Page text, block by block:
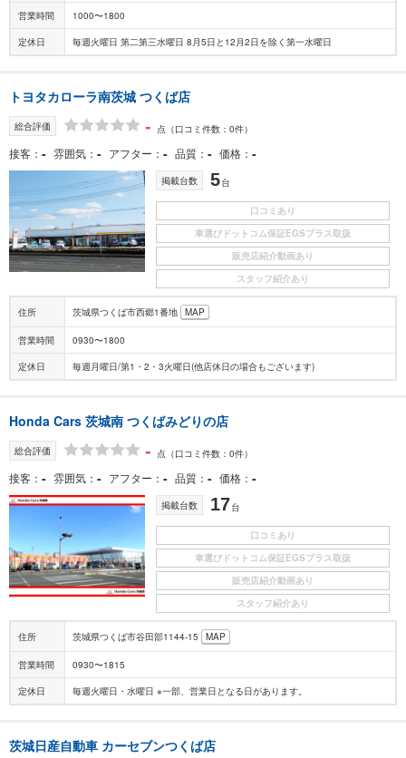
営業時間 1000〜1800
定休日 毎週火曜日 第二第三水曜日 8月5日と12月2日を除く第一水曜日
トヨタカローラ南茨城 つくば店
総合評価 - 点 （口コミ件数：0件）
接客 - 雰囲気 - アフター - 品質 - 価格 -
掲載台数 5台
口コミあり
車選びドットコム保証EGSプラス取扱
販売店紹介動画あり
スタッフ紹介あり
住所 茨城県つくば市西郷1番地 MAP
営業時間 0930〜1800
定休日 毎週月曜日/第1・2・3火曜日(他店休日の場合もございます)
Honda Cars 茨城南 つくばみどりの店
総合評価 - 点 （口コミ件数：0件）
接客 - 雰囲気 - アフター - 品質 - 価格 -
掲載台数 17台
口コミあり
車選びドットコム保証EGSプラス取扱
販売店紹介動画あり
スタッフ紹介あり
住所 茨城県つくば市谷田部1144-15 MAP
営業時間 0930〜1815
定休日 毎週火曜日・水曜日 ※一部、営業日となる日があります。
茨城日産自動車 カーセブンつくば店